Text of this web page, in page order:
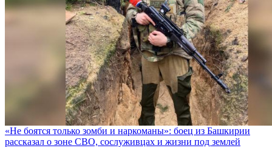
«Не боятся только зомби и наркоманы»: боец из Башкирии
рассказал о зоне СВО, сослуживцах и жизни под землей